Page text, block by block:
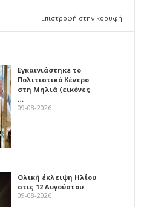
Επιστροφή στην κορυφή
Εγκαινιάστηκε το
Πολιτιστικό Κέντρο
στη Μηλιά (εικόνες
…
09-08-2026
Ολική έκλειψη Ηλίου
στις 12 Αυγούστου
09-08-2026